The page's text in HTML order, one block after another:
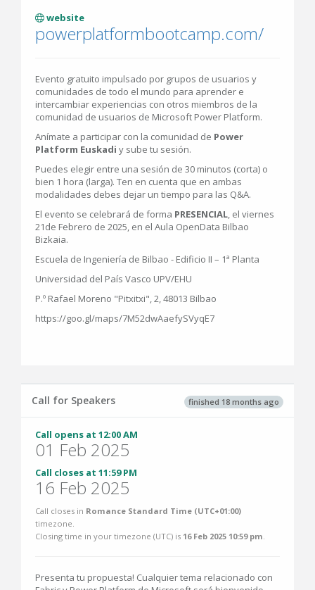
website
powerplatformbootcamp.com/
Evento gratuito impulsado por grupos de usuarios y
comunidades de todo el mundo para aprender e
intercambiar experiencias con otros miembros de la
comunidad de usuarios de Microsoft Power Platform.
Anímate a participar con la comunidad de Power
Platform Euskadi y sube tu sesión.
Puedes elegir entre una sesión de 30 minutos (corta) o
bien 1 hora (larga). Ten en cuenta que en ambas
modalidades debes dejar un tiempo para las Q&A.
El evento se celebrará de forma PRESENCIAL , el viernes
21de Febrero de 2025, en el Aula OpenData Bilbao
Bizkaia.
Escuela de Ingeniería de Bilbao - Edificio II – 1ª Planta
Universidad del País Vasco UPV/EHU
P.º Rafael Moreno "Pitxitxi", 2, 48013 Bilbao
https://goo.gl/maps/7M52dwAaefySVyqE7
finished 18 months ago
Call for Speakers
Call opens at 12:00 AM
01 Feb 2025
Call closes at 11:59 PM
16 Feb 2025
Call closes in Romance Standard Time (UTC+01:00)
timezone.
Closing time in your timezone (UTC) is 16 Feb 2025 10:59 pm
Presenta tu propuesta! Cualquier tema relacionado con